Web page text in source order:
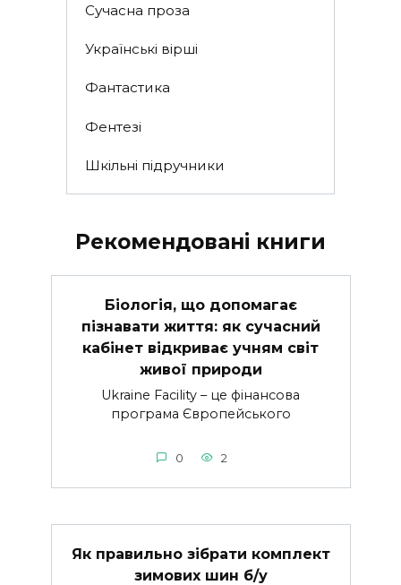
Сучасна проза
Українські вірші
Фантастика
Фентезі
Шкільні підручники
Рекомендовані книги
Біологія, що допомагає
пізнавати життя: як сучасний
кабінет відкриває учням світ
живої природи
Ukraine Facility – це фінансова
програма Європейського
0 2
Як правильно зібрати комплект
зимових шин б/у